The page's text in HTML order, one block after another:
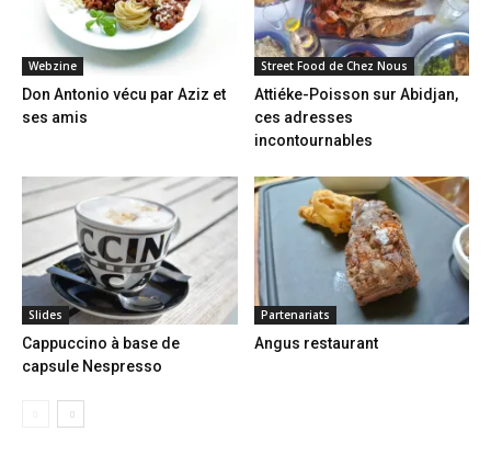
Webzine
Don Antonio vécu par Aziz et
ses amis
Street Food de Chez Nous
Attiéke-Poisson sur Abidjan,
ces adresses
incontournables
Slides
Cappuccino à base de
capsule Nespresso
Partenariats
Angus restaurant